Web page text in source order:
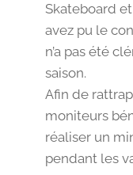
Skateboard
avez pu le
n’a pas été
saison.
Afin de
moniteurs
réaliser un
pendant les